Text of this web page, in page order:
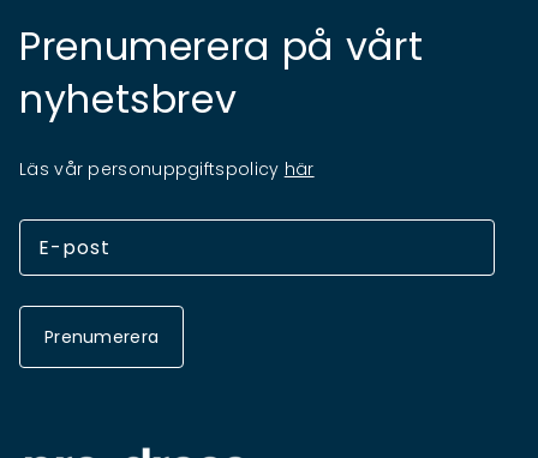
Prenumerera på vårt
nyhetsbrev
Läs vår personuppgiftspolicy här
Prenumerera